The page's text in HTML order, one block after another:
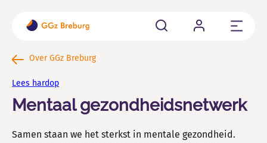
Sluit
Cliënten
vind je alle belangrijke informatie op een rij.
Familie en naasten
Als naaste van iemand die psychisch kwetsbaar is kun je
Over GGz Breburg
Lees hardop
Mentaal gezondheidsnetwerk
Samen staan we het sterkst in mentale gezondheid.